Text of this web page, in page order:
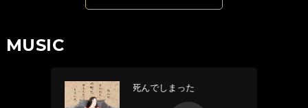
MUSIC
小町に言われた事をしたら死んでしまった